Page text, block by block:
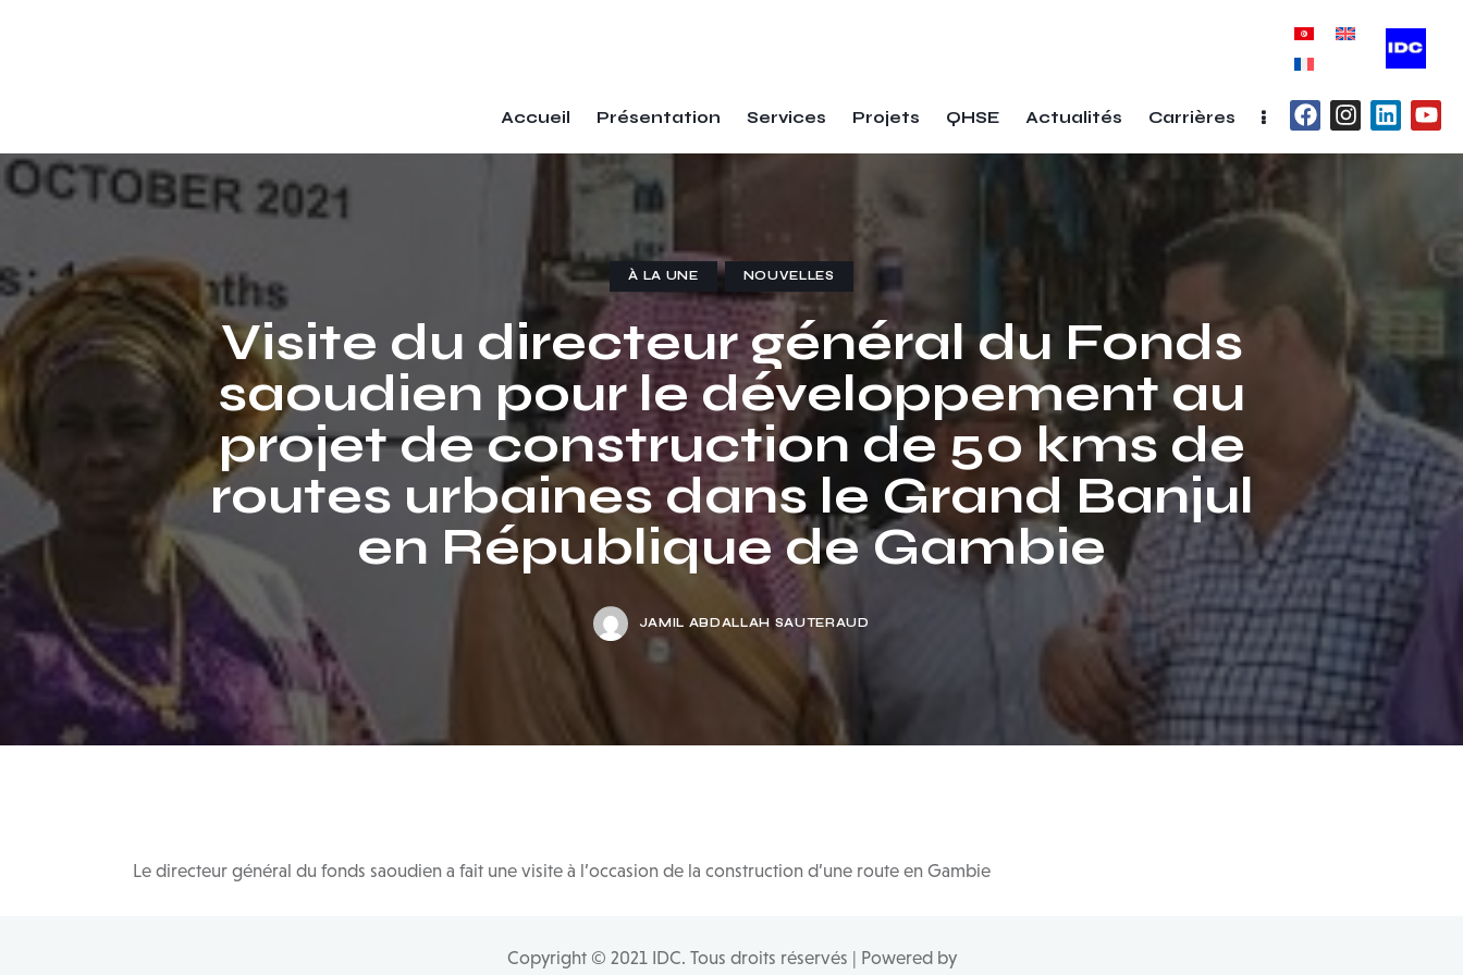
Accueil Présentation Services Projets QHSE Actualités Carrières
À LA UNE NOUVELLES
Visite du directeur général du Fonds
saoudien pour le développement au
projet de construction de 50 kms de
routes urbaines dans le Grand Banjul
en République de Gambie
JAMIL ABDALLAH SAUTERAUD
Le directeur général du fonds saoudien a fait une visite à l’occasion de la construction d’une route en Gambie
Copyright © 2021 IDC. Tous droits réservés | Powered by